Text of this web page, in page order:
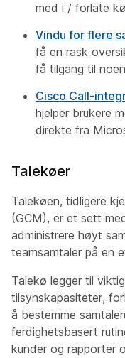
med i / forlate
Vindu for flere
få en rask
få tilgang til
Cisco Call-
hjelper brukere
direkte fra
Talekøer
Talekøen, tidligere
(GCM), er et sett
administrere høyt
teamsamtaler på en
Talekø legger til
tilsynskapasiteter,
å bestemme
ferdighetsbasert
kunder og rapporter